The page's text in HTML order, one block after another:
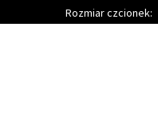
Rozmiar czcionek: